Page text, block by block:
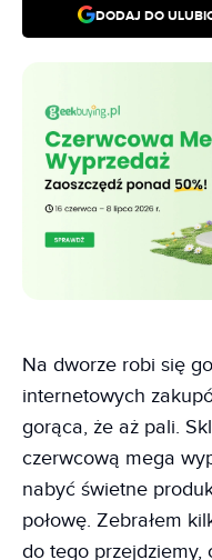
DODAJ DO
Na dworze robi się
internetowych
gorąca, że aż pali.
czerwcową mega
nabyć świetne
połowę. Zebrałem
do tego przejdziemy,